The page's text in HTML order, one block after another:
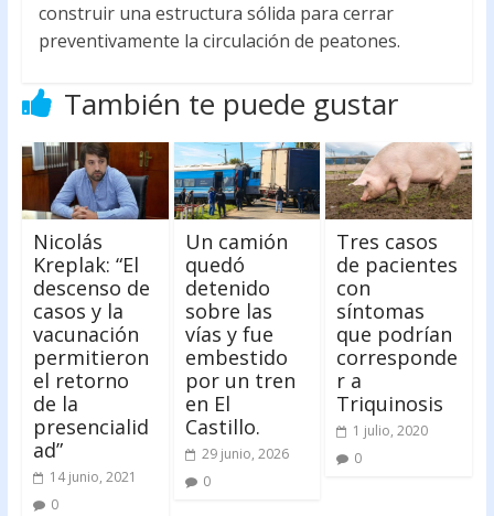
construir una estructura sólida para cerrar
preventivamente la circulación de peatones.
También te puede gustar
Nicolás
Kreplak: “El
descenso de
casos y la
vacunación
permitieron
el retorno
de la
presencialid
ad”
14 junio, 2021
0
Un camión
quedó
detenido
sobre las
vías y fue
embestido
por un tren
en El
Castillo.
29 junio, 2026
0
Tres casos
de pacientes
con
síntomas
que podrían
corresponde
r a
Triquinosis
1 julio, 2020
0